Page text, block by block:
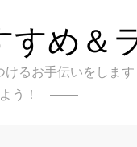
すめ＆
るお手伝いをします
う！